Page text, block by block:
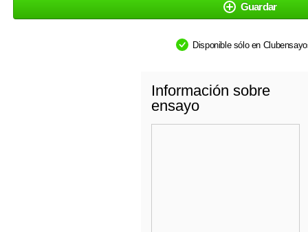
Guardar
Disponible sólo en
Información sobre
ensayo